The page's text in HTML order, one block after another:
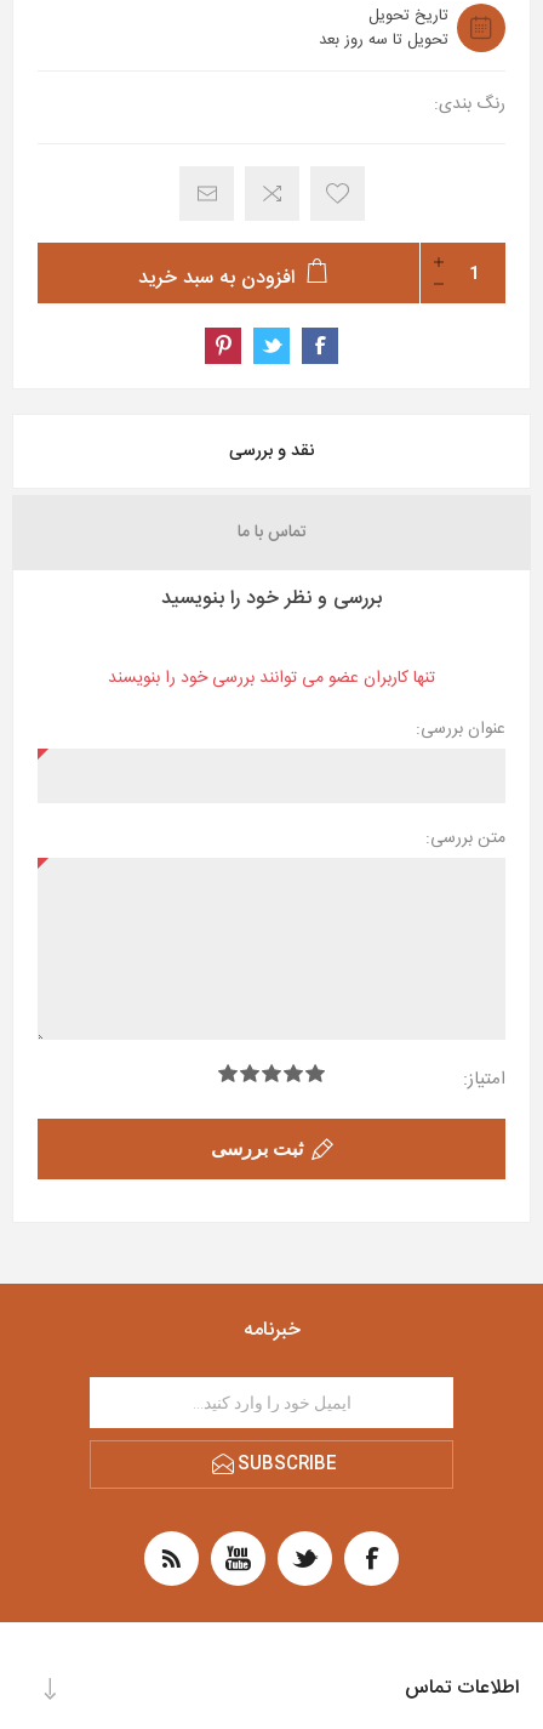
تاریخ تحویل
تحویل تا سه روز بعد
رنگ بندی:
افزودن به سبد خرید
نقد و بررسی
تماس با ما
بررسی و نظر خود را بنویسید
تنها کاربران عضو می توانند بررسی خود را بنویسند
عنوان بررسی:
متن بررسی:
امتیاز:
ثبت بررسی
خبرنامه
SUBSCRIBE
اطلاعات تماس